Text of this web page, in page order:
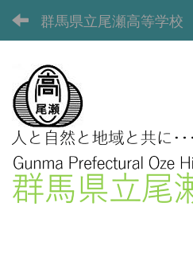
群馬県立尾瀬高等学校